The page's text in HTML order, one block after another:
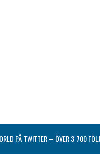
PÅ TWITTER – ÖVER 3 700